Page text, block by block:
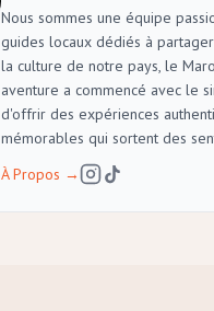
Nous sommes une équipe
guides locaux dédiés à
la culture de notre pays, le
aventure a commencé avec le
d'offrir des expériences
mémorables qui sortent des
À Propos →